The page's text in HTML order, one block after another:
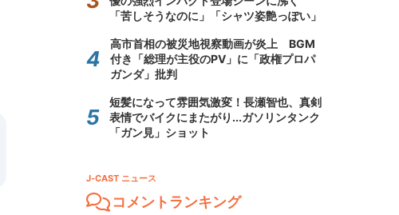
「苦しそうなのに」「シャツ姿艶っぽい」
高市首相の被災地視察動画が炎上 BGM
付き「総理が主役のPV」に「政権プロパ
ガンダ」批判
短髪になって雰囲気激変！長瀬智也、真剣
表情でバイクにまたがり...ガソリンタンク
「ガン見」ショット
J-CAST ニュース
コメントランキング